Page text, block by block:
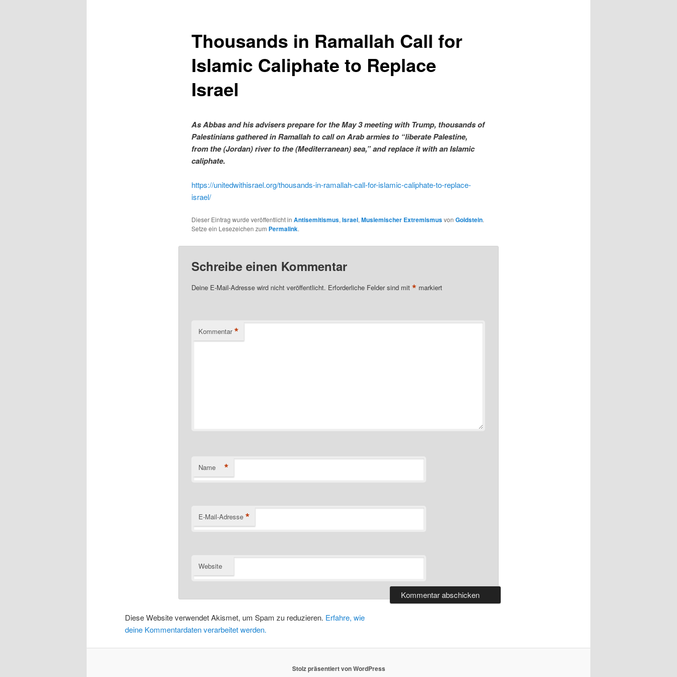
Thousands in Ramallah Call for
Islamic Caliphate to Replace
Israel
As Abbas and his advisers prepare for the May 3 meeting with Trump, thousands of
Palestinians gathered in Ramallah to call on Arab armies to “liberate Palestine,
from the (Jordan) river to the (Mediterranean) sea,” and replace it with an Islamic
caliphate.
https://unitedwithisrael.org/thousands-in-ramallah-call-for-islamic-caliphate-to-replace-
israel/
Dieser Eintrag wurde veröffentlicht in Antisemitismus,Israel,Muslemischer Extremismusvon Goldstein.
Setze ein Lesezeichen zum Permalink.
Schreibe einen Kommentar
Deine E-Mail-Adresse wird nicht veröffentlicht. Erforderliche Felder sind mit * markiert
Kommentar *
Name *
E-Mail-Adresse *
Website
Diese Website verwendet Akismet, um Spam zu reduzieren. Erfahre, wie
deine Kommentardaten verarbeitet werden.
Stolz präsentiert von WordPress